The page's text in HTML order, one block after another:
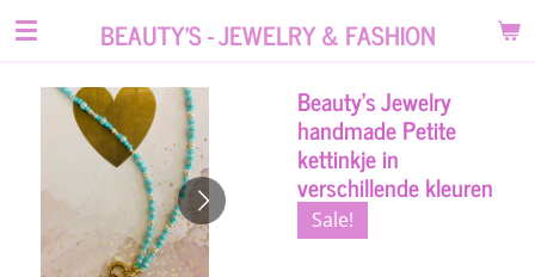
Ga
hoofdinhoud
BEAUTY'S - JEWELRY & FASHION
Beauty's Jewelry
handmade Petite
kettinkje in
verschillende kleuren
Sale!